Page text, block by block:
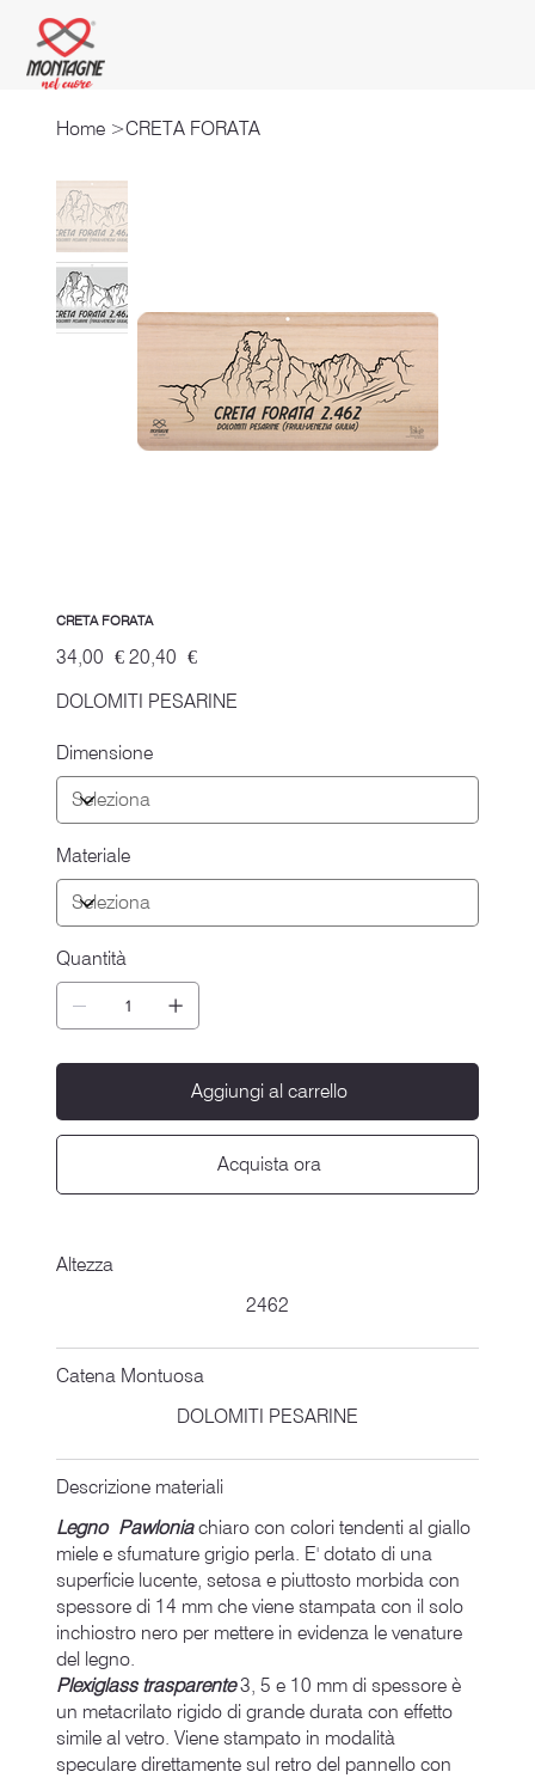
Home >CRETA FORATA
CRETA FORATA
Prezzo
originale
34,00 € Prezzo
scontato
20,40 €
DOLOMITI PESARINE
Dimensione
Materiale
Quantità
Aggiungi al carrello
Acquista ora
Altezza
2462
Catena Montuosa
DOLOMITI PESARINE
Descrizione materiali
Legno Pawloniachiaro con colori tendenti al giallo
miele e sfumature grigio perla. E' dotato di una
superficie lucente, setosa e piuttosto morbida con
spessore di 14 mm che viene stampata con il solo
inchiostro nero per mettere in evidenza le venature
del legno.
Plexiglass trasparente3, 5 e 10 mm di spessore è
un metacrilato rigido di grande durata con effetto
simile al vetro. Viene stampato in modalità
speculare direttamente sul retro del pannello con